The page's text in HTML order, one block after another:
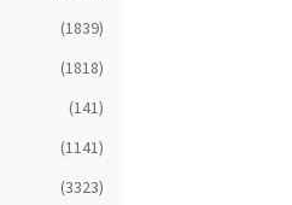
(1839)
(1818)
(141)
(1141)
(3323)